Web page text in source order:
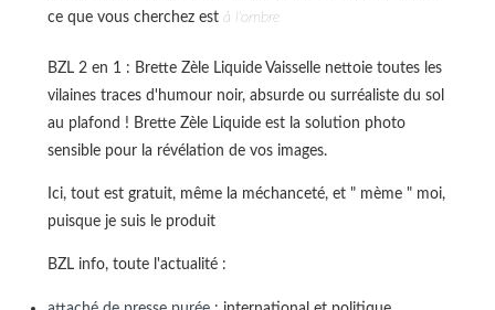
ce que vous cherchez est à l'ombre
BZL 2 en 1 : Brette Zèle Liquide Vaisselle nettoie toutes les
vilaines traces d'humour noir, absurde ou surréaliste du sol
au plafond ! Brette Zèle Liquide est la solution photo
sensible pour la révélation de vos images.
Ici, tout est gratuit, même la méchanceté, et " mème " moi,
puisque je suis le produit
BZL info, toute l'actualité :